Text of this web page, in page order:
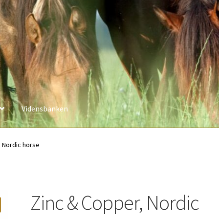
Vidensbanken
Nordic horse
Zinc & Copper, Nordic